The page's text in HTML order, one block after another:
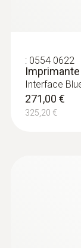
: 0554 0622
Interface
271,00 €
325,20 €